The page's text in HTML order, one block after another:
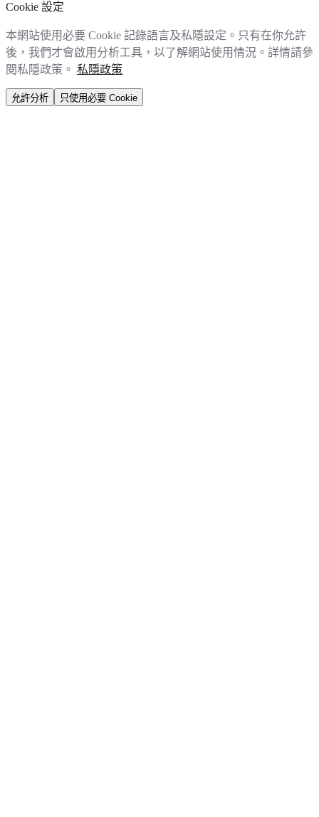
Cookie 設定
本網站使用必要 Cookie 記錄語言及私隱設定。只有在你允許
後，我們才會啟用分析工具，以了解網站使用情況。詳情請參
閱私隱政策。 私隱政策
允許分析 只使用必要 Cookie